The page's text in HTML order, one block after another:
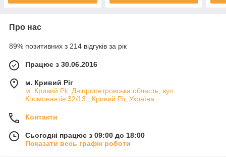
Про нас
89% позитивних з 214 відгуків за рік
Працює з 30.06.2016
м. Кривий Ріг
м. Кривий Ріг, Дніпропетровська область, вул.
Космонавтів 32/13., Кривий Ріг, Україна
Контакти
Сьогодні працює з 09:00 до 18:00
Показати весь графік роботи